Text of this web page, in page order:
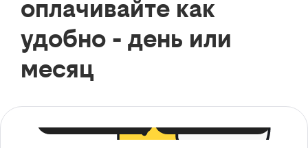
оплачивайте как
удобно - день или
месяц